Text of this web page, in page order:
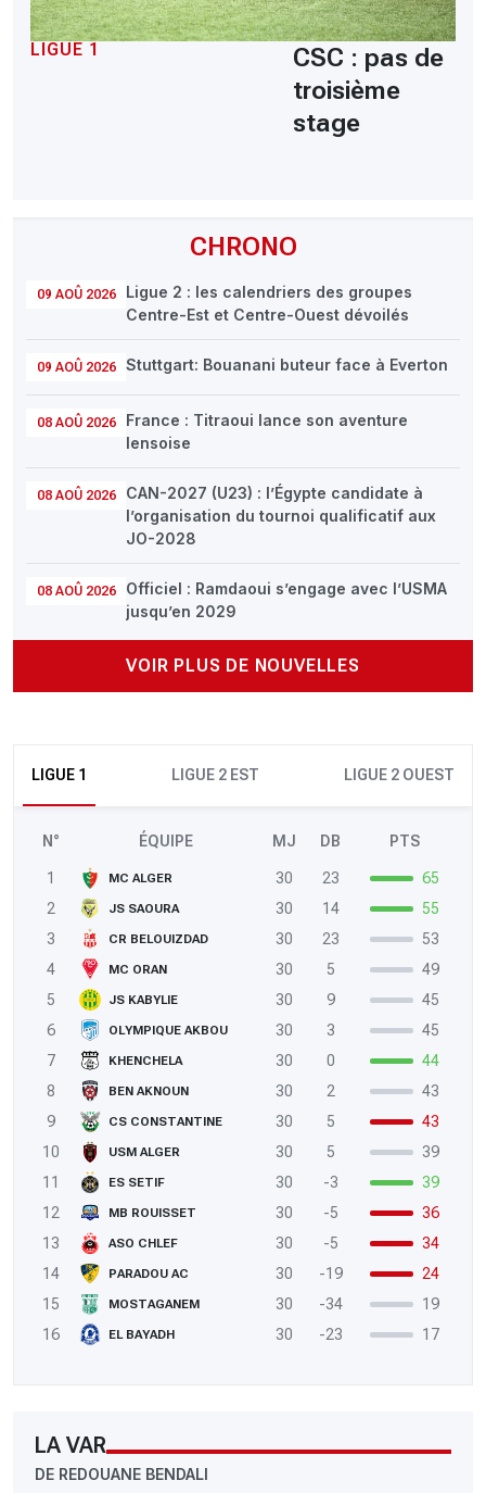
CHRONO
09 AOÛ 2026
Ligue 2 : les calendriers des groupes
Centre-Est et Centre-Ouest dévoilés
09 AOÛ 2026 Stuttgart: Bouanani buteur face à Everton
08 AOÛ 2026
France : Titraoui lance son aventure
lensoise
08 AOÛ 2026
CAN-2027 (U23) : l’Égypte candidate à
l’organisation du tournoi qualificatif aux
JO-2028
08 AOÛ 2026
Officiel : Ramdaoui s’engage avec l’USMA
jusqu’en 2029
VOIR PLUS DE NOUVELLES
LIGUE 1 LIGUE 2 EST LIGUE 2 OUEST
N° ÉQUIPE MJ DB PTS
1 MC ALGER 30 23
65
2
JS SAOURA 30 14
55
3
CR BELOUIZDAD 30 23
53
4
MC ORAN 30 5
49
5
JS KABYLIE 30 9
45
6
OLYMPIQUE AKBOU 30 3
45
7
KHENCHELA 30 0
44
8
BEN AKNOUN 30 2
43
9
CS CONSTANTINE 30 5
43
10
USM ALGER 30 5
39
11
ES SETIF 30 -3
39
12
MB ROUISSET 30 -5
36
13
ASO CHLEF 30 -5
34
14
PARADOU AC 30 -19
24
15
MOSTAGANEM 30 -34
19
16
EL BAYADH 30 -23 17
LA VAR
DE REDOUANE BENDALI
LIGUE 1
CSC : pas de
troisième
stage